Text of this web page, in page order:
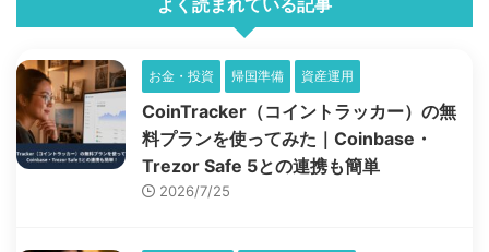
よく読まれている記事
お金・投資 帰国準備 資産運用
CoinTracker（コイントラッカー）の無
料プランを使ってみた｜Coinbase・
Trezor Safe 5との連携も簡単
2026/7/25